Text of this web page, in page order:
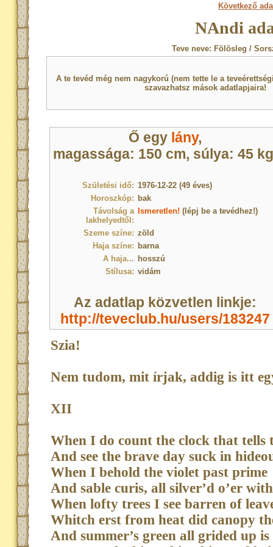
Következő
NAndi
Teve neve: Fölösleg /
A te tevéd még nem nagykorú (nem tette le a
szavazhatsz mások adatlapjaira!
Ő egy lány,
magassága: 150 cm, súlya: 45
Születési idő: 1976-12-22 (49 éves)
Horoszkóp: bak
Távolság a
lakhelyedtől:
Ismeretlen! (lépj be a tevédhez!)
Szeme színe: zöld
Haja színe: barna
A haja... hosszú
Stílusa: vidám
Az adatlap közvetlen linkje:
http://teveclub.hu/users/183247
Szia!
Nem tudom, mit írjak, addig is itt
XII
When I do count the clock that tells
And see the brave day suck in
When I behold the violet past prime
And sable curis, all silver’d o’er
When lofty trees I see barren of
Whitch erst from heat did canopy
And summer’s green all grided up is